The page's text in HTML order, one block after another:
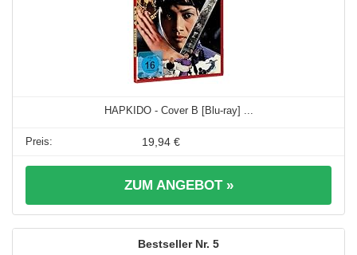
HAPKIDO - Cover B [Blu-ray] ...
19,94 €
ZUM ANGEBOT »
5